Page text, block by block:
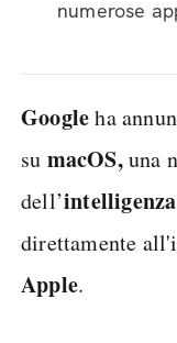
numerose
Googleha
su macOS,una
dell’
direttamente
Apple.